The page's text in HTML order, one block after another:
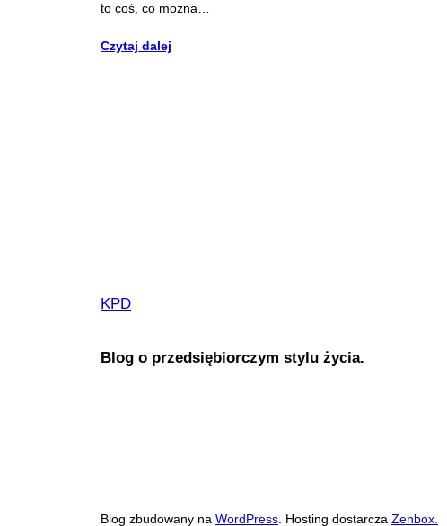
to coś, co można…
Czytaj dalej
KPD
Blog o przedsiębiorczym stylu życia.
Blog zbudowany na WordPress. Hosting dostarcza Zenbox.